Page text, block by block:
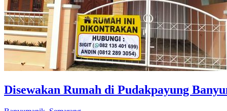
Disewakan Rumah di Pudakpayung